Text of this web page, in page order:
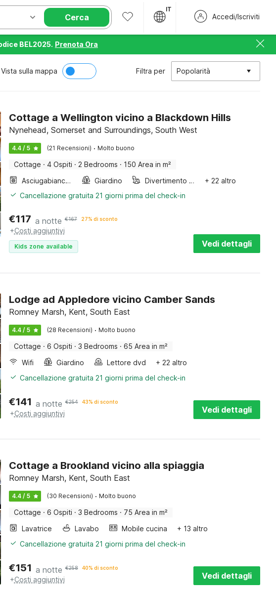
Cerca
IT
Accedi/Iscriviti
BEL2025. Prenota Ora
Vista sulla mappa Filtra per Popolarità
Cottage a Wellington vicino a Blackdown Hills
Nynehead, Somerset and Surroundings, South West
4.4 / 5 (21 Recensioni) · Molto buono
Cottage · 4 Ospiti · 2 Bedrooms · 150 Area in m²
Asciugabiancheria
Giardino Divertimento per bambini
+ 22 altro
Cancellazione gratuita 21 giorni prima del check-in
€117 a notte €167 27% di sconto
+Costi aggiuntivi
Kids zone available Vedi dettagli
Lodge ad Appledore vicino Camber Sands
Romney Marsh, Kent, South East
4.4 / 5 (28 Recensioni) · Molto buono
Cottage · 6 Ospiti · 3 Bedrooms · 65 Area in m²
Wifi
Giardino Lettore dvd
+ 22 altro
Cancellazione gratuita 21 giorni prima del check-in
€141 a notte €254 43% di sconto
+Costi aggiuntivi Vedi dettagli
Cottage a Brookland vicino alla spiaggia
Romney Marsh, Kent, South East
4.4 / 5 (30 Recensioni) · Molto buono
Cottage · 6 Ospiti · 3 Bedrooms · 75 Area in m²
Lavatrice
Lavabo Mobile cucina
+ 13 altro
Cancellazione gratuita 21 giorni prima del check-in
€151 a notte €258 40% di sconto
+Costi aggiuntivi Vedi dettagli